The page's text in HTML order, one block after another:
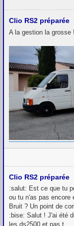
Clio RS2 préparée
A la gestion la grosse
Clio RS2 préparée
:salut: Est ce que tu
ou tu n'as pas encore
Bruit ? Un point de
:bise: Salut ! J'ai été
les ds2500 et pas t...